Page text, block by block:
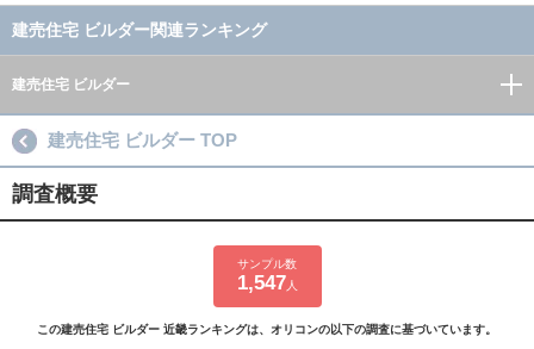
建売住宅 ビルダー関連ランキング
建売住宅 ビルダー
建売住宅 ビルダー TOP
調査概要
サンプル数
1,547 人
この建売住宅 ビルダー 近畿ランキングは、オリコンの以下の調査に基づいています。